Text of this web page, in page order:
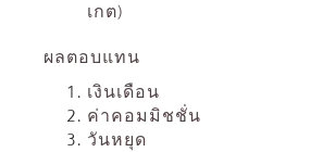
เกต)
ผลตอบแทน
เงินเดือน
ค่าคอมมิชชั่น
วันหยุด